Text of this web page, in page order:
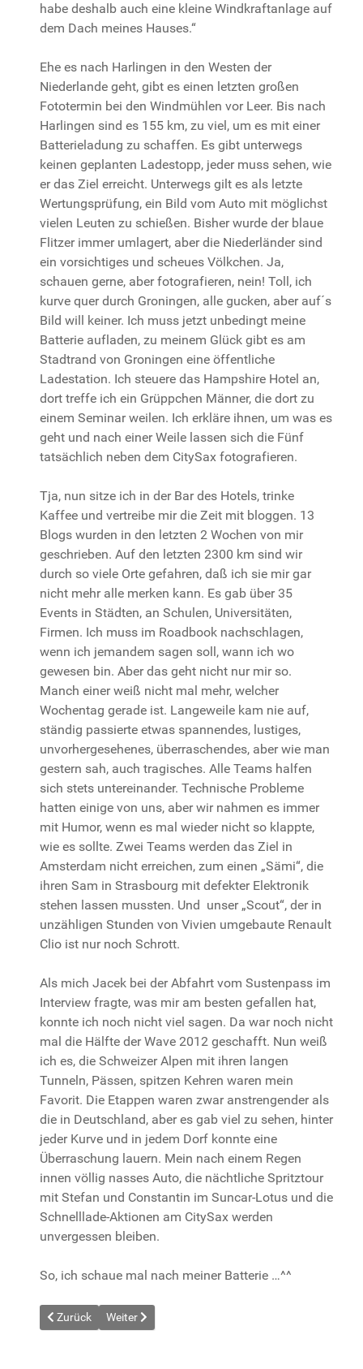
habe deshalb auch eine kleine Windkraftanlage auf
dem Dach meines Hauses.“
Ehe es nach Harlingen in den Westen der
Niederlande geht, gibt es einen letzten großen
Fototermin bei den Windmühlen vor Leer. Bis nach
Harlingen sind es 155 km, zu viel, um es mit einer
Batterieladung zu schaffen. Es gibt unterwegs
keinen geplanten Ladestopp, jeder muss sehen, wie
er das Ziel erreicht. Unterwegs gilt es als letzte
Wertungsprüfung, ein Bild vom Auto mit möglichst
vielen Leuten zu schießen. Bisher wurde der blaue
Flitzer immer umlagert, aber die Niederländer sind
ein vorsichtiges und scheues Völkchen. Ja,
schauen gerne, aber fotografieren, nein! Toll, ich
kurve quer durch Groningen, alle gucken, aber auf´s
Bild will keiner. Ich muss jetzt unbedingt meine
Batterie aufladen, zu meinem Glück gibt es am
Stadtrand von Groningen eine öffentliche
Ladestation. Ich steuere das Hampshire Hotel an,
dort treffe ich ein Grüppchen Männer, die dort zu
einem Seminar weilen. Ich erkläre ihnen, um was es
geht und nach einer Weile lassen sich die Fünf
tatsächlich neben dem CitySax fotografieren.
Tja, nun sitze ich in der Bar des Hotels, trinke
Kaffee und vertreibe mir die Zeit mit bloggen. 13
Blogs wurden in den letzten 2 Wochen von mir
geschrieben. Auf den letzten 2300 km sind wir
durch so viele Orte gefahren, daß ich sie mir gar
nicht mehr alle merken kann. Es gab über 35
Events in Städten, an Schulen, Universitäten,
Firmen. Ich muss im Roadbook nachschlagen,
wenn ich jemandem sagen soll, wann ich wo
gewesen bin. Aber das geht nicht nur mir so.
Manch einer weiß nicht mal mehr, welcher
Wochentag gerade ist. Langeweile kam nie auf,
ständig passierte etwas spannendes, lustiges,
unvorhergesehenes, überraschendes, aber wie man
gestern sah, auch tragisches. Alle Teams halfen
sich stets untereinander. Technische Probleme
hatten einige von uns, aber wir nahmen es immer
mit Humor, wenn es mal wieder nicht so klappte,
wie es sollte. Zwei Teams werden das Ziel in
Amsterdam nicht erreichen, zum einen „Sämi“, die
ihren Sam in Strasbourg mit defekter Elektronik
stehen lassen mussten. Und unser „Scout“, der in
unzähligen Stunden von Vivien umgebaute Renault
Clio ist nur noch Schrott.
Als mich Jacek bei der Abfahrt vom Sustenpass im
Interview fragte, was mir am besten gefallen hat,
konnte ich noch nicht viel sagen. Da war noch nicht
mal die Hälfte der Wave 2012 geschafft. Nun weiß
ich es, die Schweizer Alpen mit ihren langen
Tunneln, Pässen, spitzen Kehren waren mein
Favorit. Die Etappen waren zwar anstrengender als
die in Deutschland, aber es gab viel zu sehen, hinter
jeder Kurve und in jedem Dorf konnte eine
Überraschung lauern. Mein nach einem Regen
innen völlig nasses Auto, die nächtliche Spritztour
mit Stefan und Constantin im Suncar-Lotus und die
Schnelllade-Aktionen am CitySax werden
unvergessen bleiben.
So, ich schaue mal nach meiner Batterie …^^
Vorheriger Beitrag: Etappe 12- Paderborn- Cloppenburg
Zurück Nächster Beitrag: Etappe 13/1- Groningen-
Weiter